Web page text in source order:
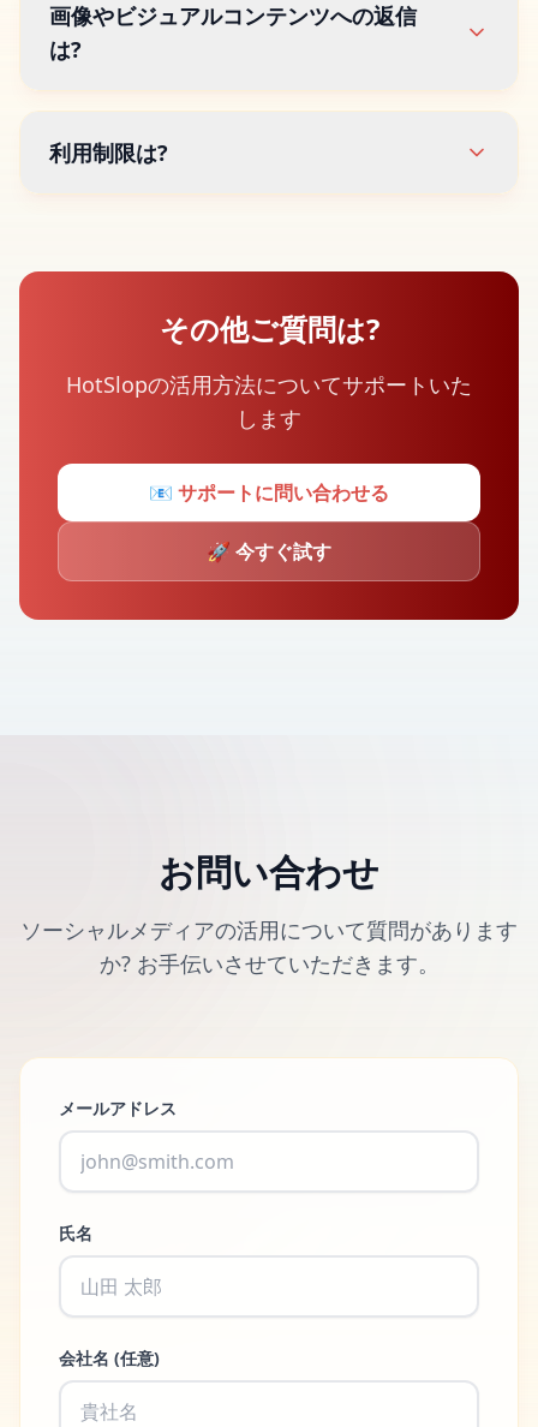
画像やビジュアルコンテンツへの返信
は?
利用制限は?
その他ご質問は?
HotSlopの活用方法についてサポートいた
します
📧 サポートに問い合わせる
🚀 今すぐ試す
お問い合わせ
ソーシャルメディアの活用について質問があります
か? お手伝いさせていただきます。
メールアドレス
氏名
会社名 (任意)